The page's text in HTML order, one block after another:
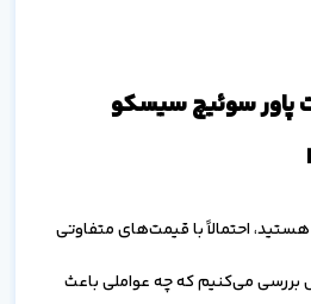
پاور سوئیچ سیسکو
هستید، احتمالاً با قیمت‌های متفاوتی
بررسی می‌کنیم که چه عواملی باعث